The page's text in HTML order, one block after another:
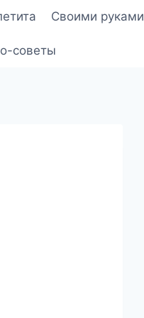
Своими руками
советы